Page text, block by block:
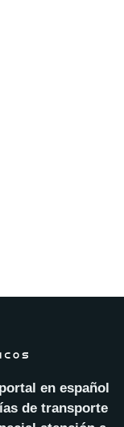
en español
de transporte